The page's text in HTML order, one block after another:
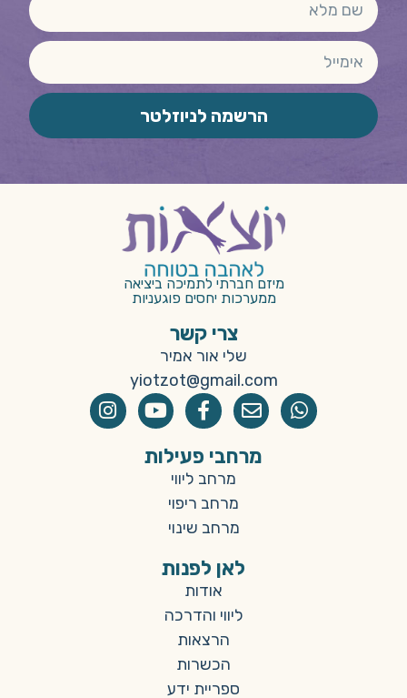
הרשמה לניוזלטר
מיזם חברתי לתמיכה ביציאה
ממערכות יחסים פוגעניות
לאן לפנות
אודות
ליווי והדרכה
הרצאות
הכשרות
ספריית ידע
מרחבי פעילות
מרחב ליווי
מרחב ריפוי
מרחב שינוי
צרי קשר
שלי אור אמיר
yiotzot@gmail.com